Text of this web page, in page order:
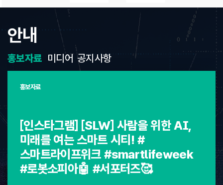
안내
홍보자료
홍보자료
[인스타그램] [SLW] 사람을 위한 AI,
미래를 여는 스마트 시티! #
스마트라이프위크 #smartlifeweek
#로봇소피아🤖 #서포터즈🥰
미디어 공지사항